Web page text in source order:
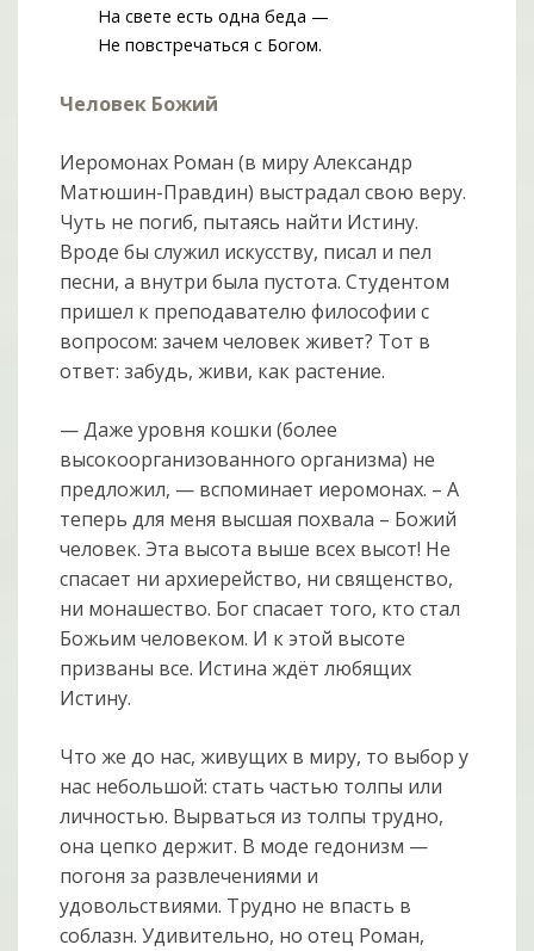
На свете есть одна беда —
Не повстречаться с Богом.
Человек Божий
Иеромонах Роман (в миру Александр
Матюшин-Правдин) выстрадал свою веру.
Чуть не погиб, пытаясь найти Истину.
Вроде бы служил искусству, писал и пел
песни, а внутри была пустота. Студентом
пришел к преподавателю философии с
вопросом: зачем человек живет? Тот в
ответ: забудь, живи, как растение.
— Даже уровня кошки (более
высокоорганизованного организма) не
предложил, — вспоминает иеромонах. – А
теперь для меня высшая похвала – Божий
человек. Эта высота выше всех высот! Не
спасает ни архиерейство, ни священство,
ни монашество. Бог спасает того, кто стал
Божьим человеком. И к этой высоте
призваны все. Истина ждёт любящих
Истину.
Что же до нас, живущих в миру, то выбор у
нас небольшой: стать частью толпы или
личностью. Вырваться из толпы трудно,
она цепко держит. В моде гедонизм —
погоня за развлечениями и
удовольствиями. Трудно не впасть в
соблазн. Удивительно, но отец Роман,